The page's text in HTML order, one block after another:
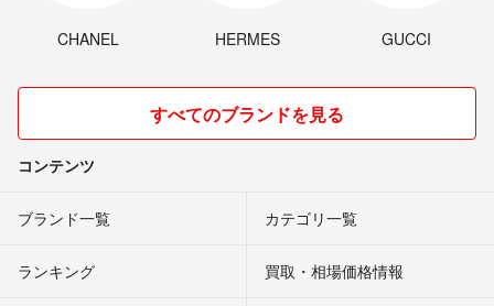
CHANEL HERMES GUCCI
すべてのブランドを見る
コンテンツ
ブランド一覧 カテゴリ一覧
ランキング 買取・相場価格情報